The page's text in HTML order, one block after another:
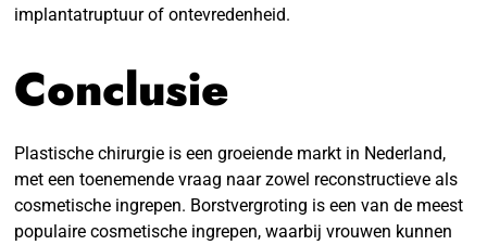
implantatruptuur of ontevredenheid.
Conclusie
Plastische chirurgie is een groeiende markt in Nederland,
met een toenemende vraag naar zowel reconstructieve als
cosmetische ingrepen. Borstvergroting is een van de meest
populaire cosmetische ingrepen, waarbij vrouwen kunnen